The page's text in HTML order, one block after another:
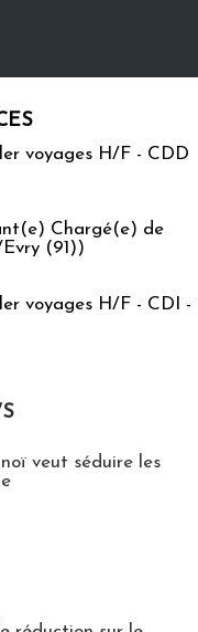
voyages H/F - CDD
Chargé(e) de
(91))
voyages H/F - CDI -
veut séduire les